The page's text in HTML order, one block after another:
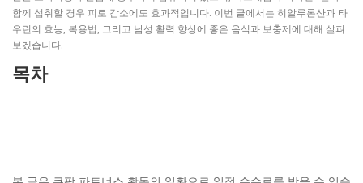
함께 섭취할 경우 피로 감소에도 효과적입니다. 이번 글에서는 히알루론산과 타
우린의 효능, 복용법, 그리고 남성 활력 향상에 좋은 음식과 보충제에 대해 살펴
보겠습니다.
목차